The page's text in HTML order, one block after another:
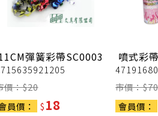
彈簧彩帶SC0003
價：$20
員價：
$18
噴式彩帶
市價：$70
會員價：